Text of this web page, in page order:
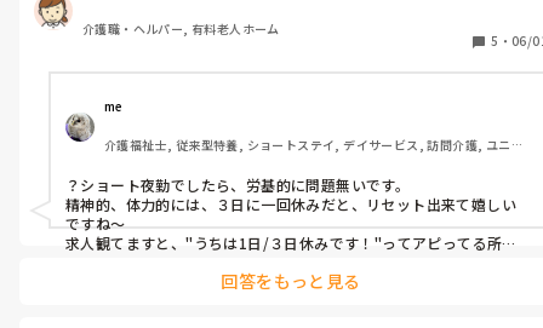
介護職・ヘルパー, 有料老人ホーム
5 ・ 06/
me
介護福祉士, 従来型特養, ショートステイ, デイサービス, 訪問介護, ユニッ
？ショート夜勤でしたら、労基的に問題無いです。
精神的、体力的には、３日に一回休みだと、リセット出来て嬉しい
ですね〜
求人観てますと、"うちは1日/３日休みです！"ってアピってる所あ
多分、公休の連休は貰え無いですが…。
回答をもっと見る